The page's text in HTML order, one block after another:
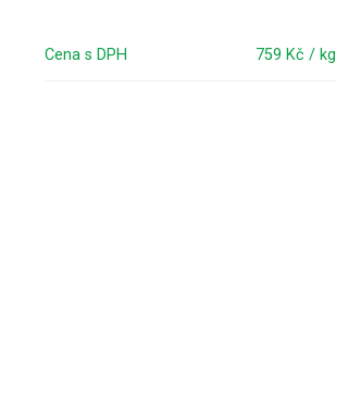
Cena s DPH 759 Kč / kg